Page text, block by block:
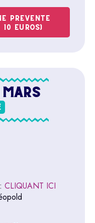
PREVENTE
10 EUROS)
CLIQUANT ICI